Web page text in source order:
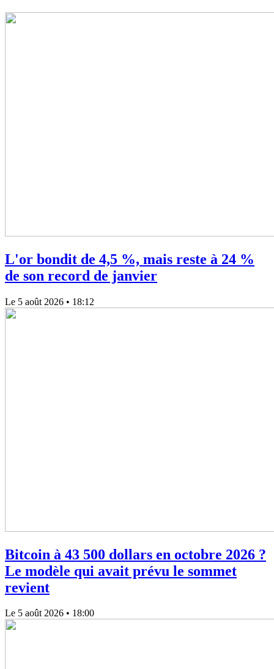
L'or bondit de 4,5 %, mais reste à 24 %
de son record de janvier
Le 5 août 2026 • 18:12
Bitcoin à 43 500 dollars en octobre 2026 ?
Le modèle qui avait prévu le sommet
revient
Le 5 août 2026 • 18:00